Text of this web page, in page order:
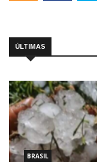
ÚLTIMAS
BRASIL